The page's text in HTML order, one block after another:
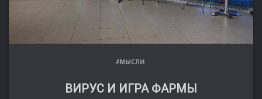
#МЫСЛИ
ВИРУС И ИГРА ФАРМЫ